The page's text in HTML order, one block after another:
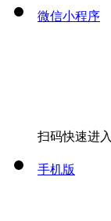
微信小程序
扫码快速进入
手机版